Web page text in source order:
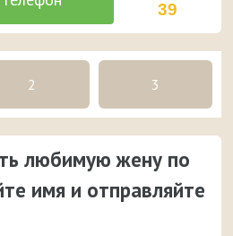
39
2 3
любимую жену по
имя и отправляйте